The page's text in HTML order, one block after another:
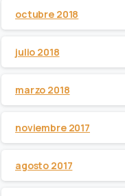
octubre 2018
julio 2018
marzo 2018
noviembre 2017
agosto 2017